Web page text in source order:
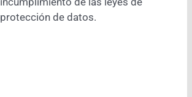
protección de datos.